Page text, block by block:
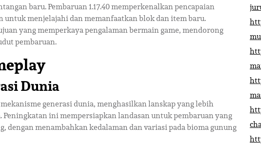
baru. Pembaruan 1.17.40 memperkenalkan pencapaian
untuk menjelajahi dan memanfaatkan blok dan item baru.
yang memperkaya pengalaman bermain game, mendorong
pembaruan.
Dunia
generasi dunia, menghasilkan lanskap yang lebih
Peningkatan ini mempersiapkan landasan untuk pembaruan yang
dengan menambahkan kedalaman dan variasi pada bioma gunung